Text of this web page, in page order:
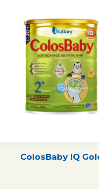
ColosBaby IQ